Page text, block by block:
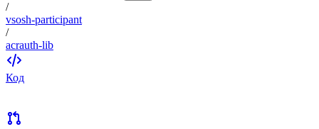
/
vsosh-participant
/
acrauth-lib
Код